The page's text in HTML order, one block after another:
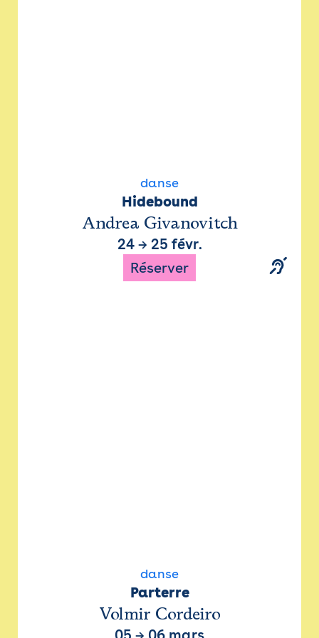
danse
Hidebound
Andrea Givanovitch
24→ 25 févr.
Réserver
danse
Parterre
Volmir Cordeiro